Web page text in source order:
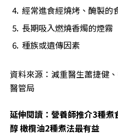
經常進食經燒烤、醃製的
長期吸入燃燒香燭的煙霧
種族或遺傳因素
資料來源：減重醫生蕭捷健
醫管局
延伸閱讀：營養師推介3種
醇 橄欖油2種煮法最有益